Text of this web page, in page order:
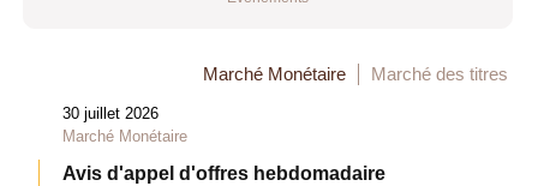
Marché Monétaire Marché des titres
30 juillet 2026
Marché Monétaire
Avis d'appel d'offres hebdomadaire